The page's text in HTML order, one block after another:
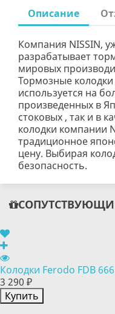
Описание
Компания NISSIN,
разрабатывает
мировых
Тормозные
используется на
произведенных в
стоковых , так и в
колодки компании
традиционное
цену. Выбирая
безопасность.
Колодки Ferodo FDB
3 290 ₽
Купить